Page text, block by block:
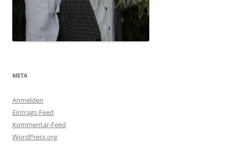
META
Anmelden
Eintrags-Feed
Kommentar-Feed
WordPress.org